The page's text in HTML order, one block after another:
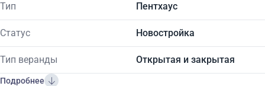
Тип Пентхаус
Статус Новостройка
Тип веранды Открытая и закрытая
Подробнее